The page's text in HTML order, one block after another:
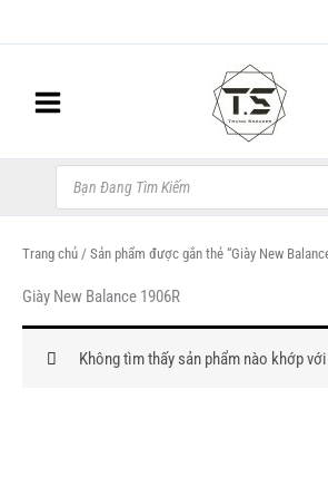
tới
Tìm
kiếm
sản
phẩm
Trang chủ / Sản phẩm được gắn thẻ “Giày New
Giày New Balance 1906R
Không tìm thấy sản phẩm nào khớp